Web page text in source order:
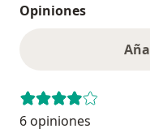
Opiniones
6 opiniones